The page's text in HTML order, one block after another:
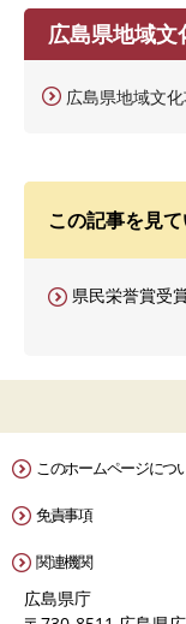
広島県地域文
広島県地域文
この記事を見
県民栄誉賞受
このホームページにつ
免責事項
関連機関
広島県庁